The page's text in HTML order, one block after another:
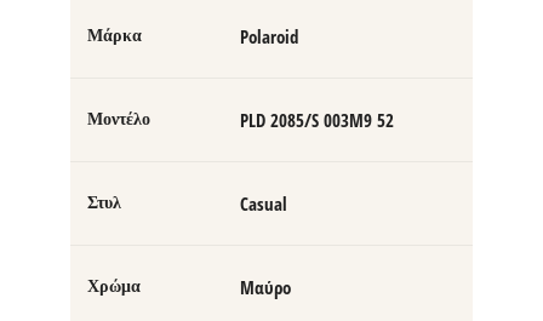
Μάρκα Polaroid
Μοντέλο PLD 2085/S 003M9 52
Στυλ Casual
Χρώμα Μαύρο